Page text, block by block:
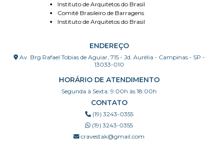
Instituto de Arquitetos do Brasil
Comitê Brasileiro de Barragens
Instituto de Arquitetos do Brasil
ENDEREÇO
Av. Brg Rafael Tobias de Aguiar, 715 - Jd. Aurélia - Campinas - SP -
13033-010
HORÁRIO DE ATENDIMENTO
Segunda à Sexta: 9:00h às 18:00h
CONTATO
(19) 3243-0355
(19) 3243-0355
cravestak@gmail.com